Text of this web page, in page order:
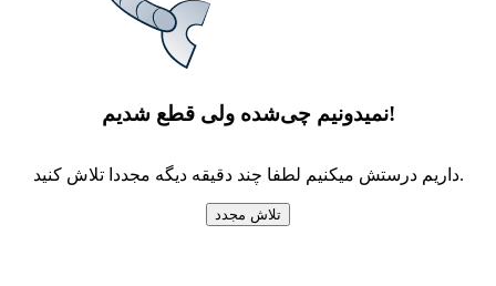
نمیدونیم چی‌شده ولی قطع شدیم!
داریم درستش میکنیم لطفا چند دقیقه دیگه مجددا تلاش کنید.
تلاش مجدد